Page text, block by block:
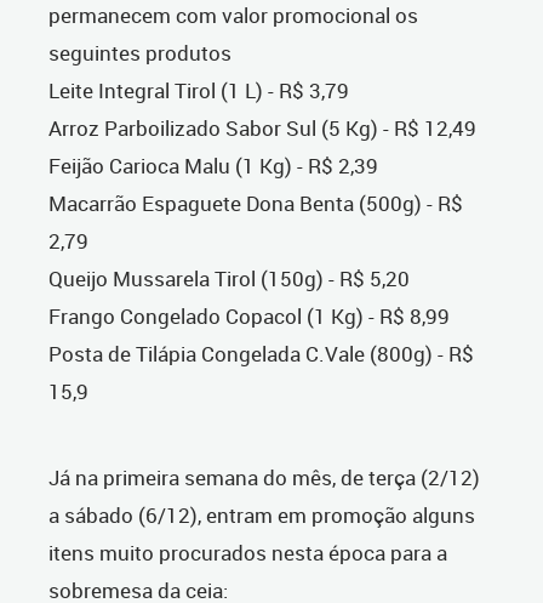
permanecem com valor promocional os
seguintes produtos
Leite Integral Tirol (1 L) - R$ 3,79
Arroz Parboilizado Sabor Sul (5 Kg) - R$ 12,49
Feijão Carioca Malu (1 Kg) - R$ 2,39
Macarrão Espaguete Dona Benta (500g) - R$
2,79
Queijo Mussarela Tirol (150g) - R$ 5,20
Frango Congelado Copacol (1 Kg) - R$ 8,99
Posta de Tilápia Congelada C.Vale (800g) - R$
15,9
Já na primeira semana do mês, de terça (2/12)
a sábado (6/12), entram em promoção alguns
itens muito procurados nesta época para a
sobremesa da ceia: